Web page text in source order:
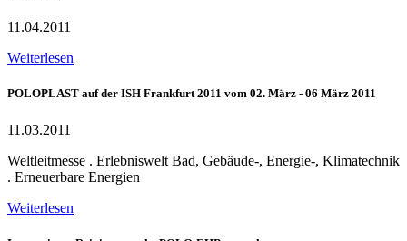
11.04.2011
Weiterlesen
POLOPLAST auf der ISH Frankfurt 2011 vom 02. März - 06 März 2011
11.03.2011
Weltleitmesse . Erlebniswelt Bad, Gebäude-, Energie-, Klimatechnik
. Erneuerbare Energien
Weiterlesen